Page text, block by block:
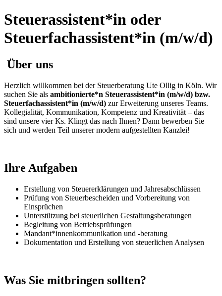
Steuerassistent*in oder
Steuerfachassistent*in (m/w/d)
Über uns
Herzlich willkommen bei der Steuerberatung Ute Ollig in Köln. Wir
suchen Sie als ambitionierte*n Steuerassistent*in (m/w/d) bzw.
Steuerfachassistent*in (m/w/d) zur Erweiterung unseres Teams.
Kollegialität, Kommunikation, Kompetenz und Kreativität – das
sind unsere vier Ks. Klingt das nach Ihnen? Dann bewerben Sie
sich und werden Teil unserer modern aufgestellten Kanzlei!
Ihre Aufgaben
Erstellung von Steuererklärungen und Jahresabschlüssen
Prüfung von Steuerbescheiden und Vorbereitung von
Einsprüchen
Unterstützung bei steuerlichen Gestaltungsberatungen
Begleitung von Betriebsprüfungen
Mandant*innenkommunikation und -beratung
Dokumentation und Erstellung von steuerlichen Analysen
Was Sie mitbringen sollten?